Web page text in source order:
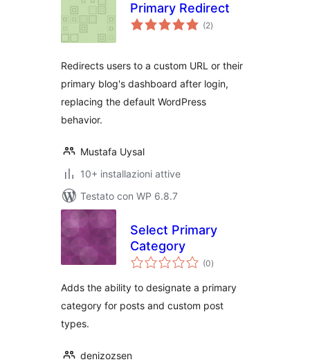
Primary Redirect
(2valutazioni
totali
)
Redirects users to a custom URL or their
primary blog's dashboard after login,
replacing the default WordPress
behavior.
Mustafa Uysal
10+ installazioni attive
Testato con WP 6.8.7
Select Primary
Category
(0valutazioni
totali
)
Adds the ability to designate a primary
category for posts and custom post
types.
denizozsen